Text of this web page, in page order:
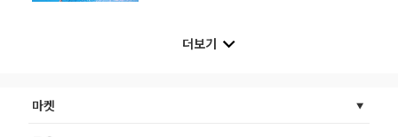
더보기
마켓